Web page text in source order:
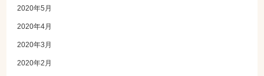
2020年5月
2020年4月
2020年3月
2020年2月